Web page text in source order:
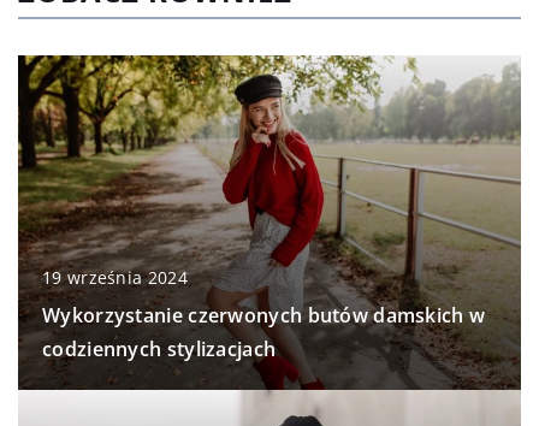
19 września 2024
Wykorzystanie czerwonych butów damskich w
codziennych stylizacjach